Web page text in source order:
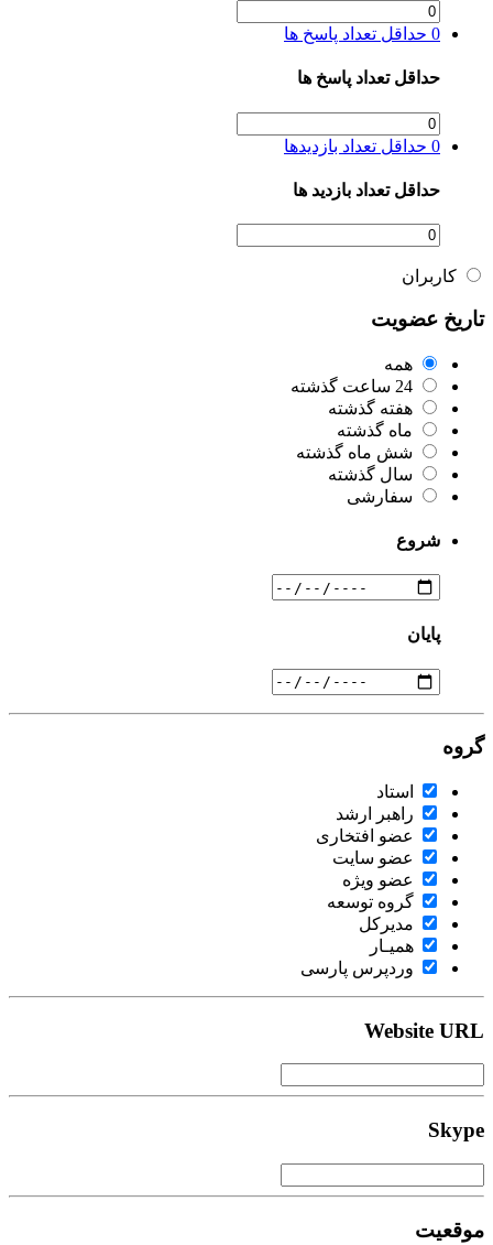
0 حداقل تعداد پاسخ ها
حداقل تعداد پاسخ ها
0 حداقل تعداد بازدیدها
حداقل تعداد بازدید ها
کاربران
تاریخ عضویت
همه
24 ساعت گذشته
هفته گذشته
ماه گذشته
شش ماه گذشته
سال گذشته
سفارشی
شروع
پایان
گروه
استاد
راهبر ارشد
عضو افتخاری
عضو سایت
عضو ویژه
گروه توسعه
مدیرکل
همیـار
وردپرس پارسی
Website URL
Skype
موقعیت